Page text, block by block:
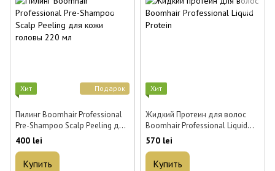
Подарок
Хит
Пилинг Boomhair Professional
Pre-Shampoo Scalp Peeling для
кожи головы 220 мл
400 lei
Купить
Хит
Жидкий Протеин для волос
Boomhair Professional Liquid
570 lei
Купить